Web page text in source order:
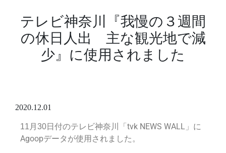
テレビ神奈川『我慢の３週間
の休日人出 主な観光地で減
少』に使用されました
2020.12.01
11月30日 付のテレビ神奈川「tvk NEWS WALL」に
Agoopデータが使用されました。